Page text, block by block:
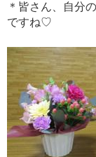
＊皆さん、自分
ですね♡